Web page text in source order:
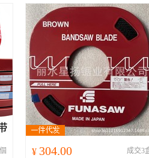
¥ 304.00
成交3